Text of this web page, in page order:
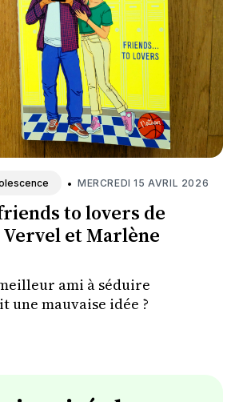
• MERCREDI 15 AVRIL 2026
to lovers de
et Marlène
ami à séduire
une mauvaise idée ?